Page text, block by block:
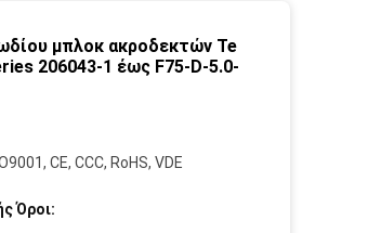
μπλοκ ακροδεκτών Te
206043-1 έως F75-D-5.0-
CE, CCC, RoHS, VDE
Όροι: